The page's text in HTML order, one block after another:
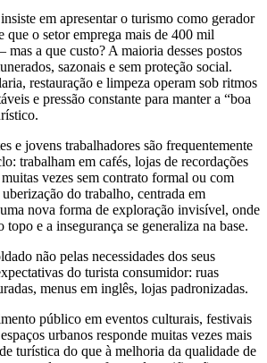
em apresentar o turismo como gerador
que o setor emprega mais de 400 mil
a que custo? A maioria desses postos
sazonais e sem proteção social.
restauração e limpeza operam sob ritmos
e pressão constante para manter a “boa
e jovens trabalhadores são frequentemente
trabalham em cafés, lojas de recordações
vezes sem contrato formal ou com
do trabalho, centrada em
nova forma de exploração invisível, onde
e a insegurança se generaliza na base.
não pelas necessidades dos seus
do turista consumidor: ruas
menus em inglês, lojas padronizadas.
público em eventos culturais, festivais
urbanos responde muitas vezes mais
turística do que à melhoria da qualidade de